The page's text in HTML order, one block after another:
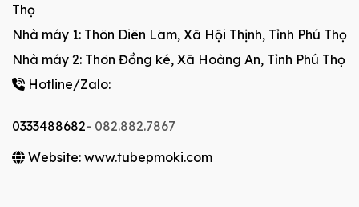
Thọ
Nhà máy 1: Thôn Diên Lâm, Xã Hội Thịnh, Tỉnh Phú Thọ
Nhà máy 2: Thôn Đồng ké, Xã Hoàng An, Tỉnh Phú Thọ
Hotline/Zalo:
0333488682- 082.882.7867
Website: www.tubepmoki.com